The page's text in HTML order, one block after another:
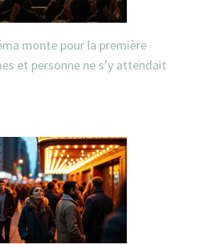
monte pour la première
et personne ne s’y attendait